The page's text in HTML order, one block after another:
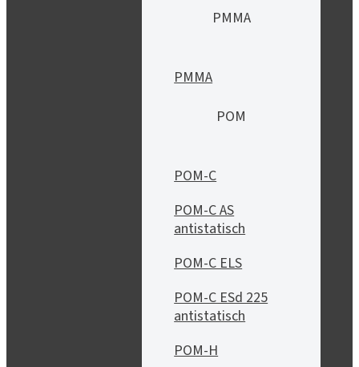
PMMA
PMMA
POM
POM-C
POM-C AS
antistatisch
POM-C ELS
POM-C ESd 225
antistatisch
POM-H